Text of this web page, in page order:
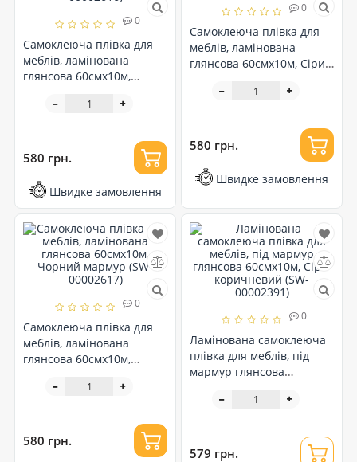
0
Самоклеюча плівка для
меблів, ламінована
глянсова 60смх10м,
00002616)
580 грн.
Швидке замовлення
0
Самоклеюча плівка для
меблів, ламінована
глянсова 60смх10м, Сірий
580 грн.
Швидке замовлення
0
Самоклеюча плівка для
меблів, ламінована
глянсова 60смх10м,
00002617)
580 грн.
0
Ламінована самоклеюча
плівка для меблів, під
мармур глянсова
коричневий (SW-
579 грн.